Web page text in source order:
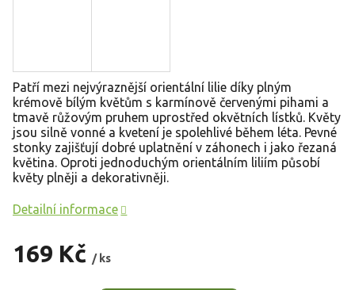
169 Kč / ks
Patří mezi nejvýraznější orientální lilie díky plným
krémově bílým květům s karmínově červenými pihami a
tmavě růžovým pruhem uprostřed okvětních lístků. Květy
jsou silně vonné a kvetení je spolehlivé během léta. Pevné
stonky zajišťují dobré uplatnění v záhonech i jako řezaná
květina. Oproti jednoduchým orientálním liliím působí
květy plněji a dekorativněji.
Detailní informace